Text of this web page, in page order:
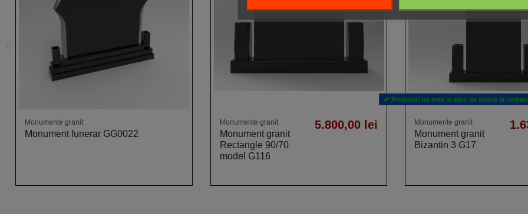
Monumente granit
Monument funerar GG0022
Monumente granit
Monument granit
Rectangle 90/70
model G116
5.800,00 lei
Produsul nu este in stoc de aduce la
Monumente granit
Monument granit
Bizantin 3 G17